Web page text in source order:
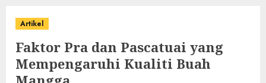
Artikel
Faktor Pra dan Pascatuai yang
Mempengaruhi Kualiti Buah